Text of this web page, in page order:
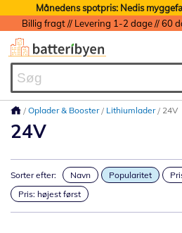
Månedens spotpris: Nedis
Oplader & Booster Lithiumlader 24V
24V
Sorter efter: Navn Popularitet
Pris: højest først